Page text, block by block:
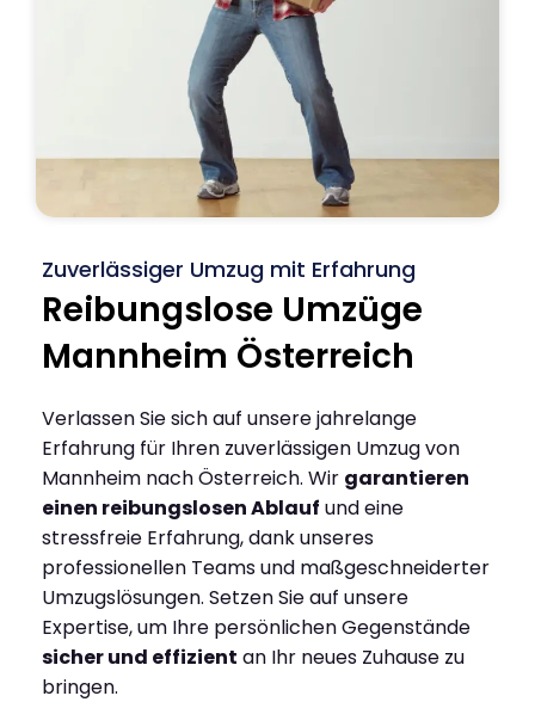
Zuverlässiger Umzug mit Erfahrung
Reibungslose Umzüge
Mannheim Österreich
Verlassen Sie sich auf unsere jahrelange
Erfahrung für Ihren zuverlässigen Umzug von
Mannheim nach Österreich. Wir garantieren
einen reibungslosen Ablauf und eine
stressfreie Erfahrung, dank unseres
professionellen Teams und maßgeschneiderter
Umzugslösungen. Setzen Sie auf unsere
Expertise, um Ihre persönlichen Gegenstände
sicher und effizient an Ihr neues Zuhause zu
bringen.